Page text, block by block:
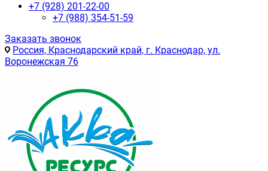
+7 (928) 201-22-00
+7 (988) 354-51-59
Заказать звонок
Россия, Краснодарский край, г. Краснодар, ул.
Воронежская 76